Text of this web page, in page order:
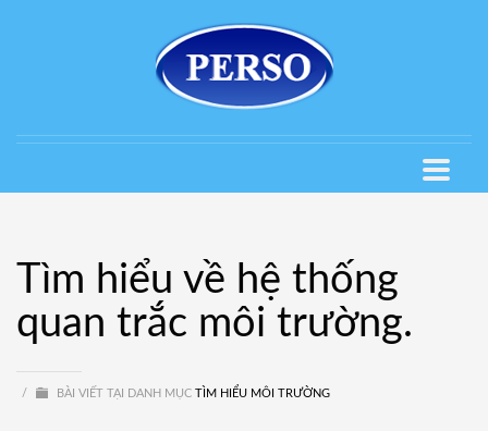
Tìm hiểu về hệ thống
quan trắc môi trường.
/ BÀI VIẾT TẠI DANH MỤC TÌM HIỂU MÔI TRƯỜNG